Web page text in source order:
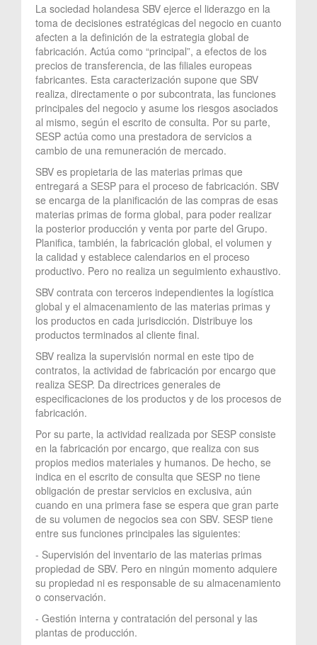
La sociedad holandesa SBV ejerce el liderazgo en la
toma de decisiones estratégicas del negocio en cuanto
afecten a la definición de la estrategia global de
fabricación. Actúa como “principal”, a efectos de los
precios de transferencia, de las filiales europeas
fabricantes. Esta caracterización supone que SBV
realiza, directamente o por subcontrata, las funciones
principales del negocio y asume los riesgos asociados
al mismo, según el escrito de consulta. Por su parte,
SESP actúa como una prestadora de servicios a
cambio de una remuneración de mercado.
SBV es propietaria de las materias primas que
entregará a SESP para el proceso de fabricación. SBV
se encarga de la planificación de las compras de esas
materias primas de forma global, para poder realizar
la posterior producción y venta por parte del Grupo.
Planifica, también, la fabricación global, el volumen y
la calidad y establece calendarios en el proceso
productivo. Pero no realiza un seguimiento exhaustivo.
SBV contrata con terceros independientes la logística
global y el almacenamiento de las materias primas y
los productos en cada jurisdicción. Distribuye los
productos terminados al cliente final.
SBV realiza la supervisión normal en este tipo de
contratos, la actividad de fabricación por encargo que
realiza SESP. Da directrices generales de
especificaciones de los productos y de los procesos de
fabricación.
Por su parte, la actividad realizada por SESP consiste
en la fabricación por encargo, que realiza con sus
propios medios materiales y humanos. De hecho, se
indica en el escrito de consulta que SESP no tiene
obligación de prestar servicios en exclusiva, aún
cuando en una primera fase se espera que gran parte
de su volumen de negocios sea con SBV. SESP tiene
entre sus funciones principales las siguientes:
- Supervisión del inventario de las materias primas
propiedad de SBV. Pero en ningún momento adquiere
su propiedad ni es responsable de su almacenamiento
o conservación.
- Gestión interna y contratación del personal y las
plantas de producción.